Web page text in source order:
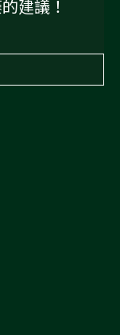
建議！